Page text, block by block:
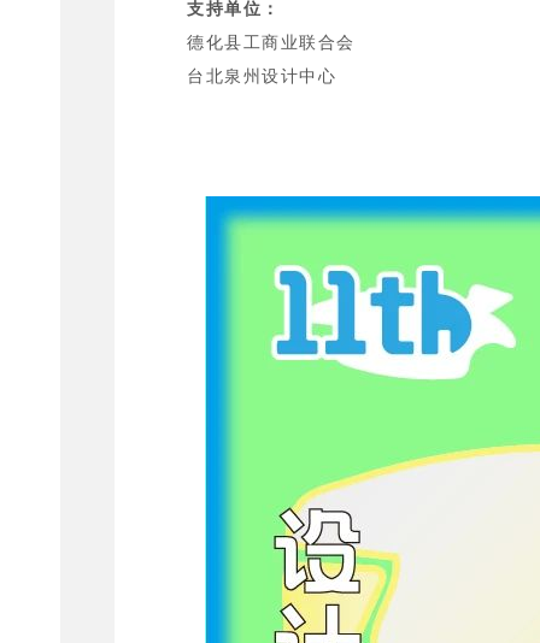
支持单位：
德化县工商业联合会
台北泉州设计中心